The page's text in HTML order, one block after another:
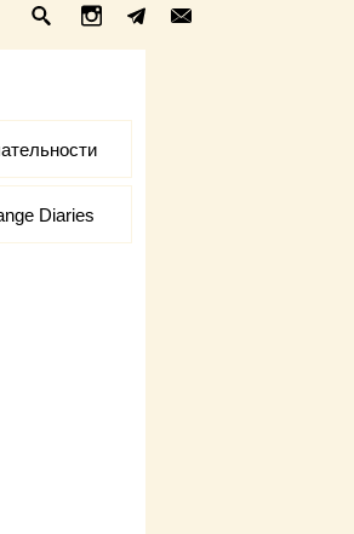
Diaries